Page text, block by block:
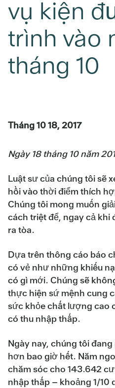
vụ kiện
trình vào
tháng 10
Tháng 10 18, 2017
Ngày 18 tháng 10 năm
Luật sư của chúng tôi sẽ
hồi vào thời điểm thích
Chúng tôi mong muốn
cách triệt để, ngay cả khi
ra tòa.
Dựa trên thông cáo báo
có vẻ như những khiếu
có gì mới. Chúng sẽ
thực hiện sứ mệnh cung
sức khỏe chất lượng cao
có thu nhập thấp.
Ngày nay, chúng tôi
hơn bao giờ hết. Năm
chăm sóc cho 143.642
nhập thấp – khoảng 1/10